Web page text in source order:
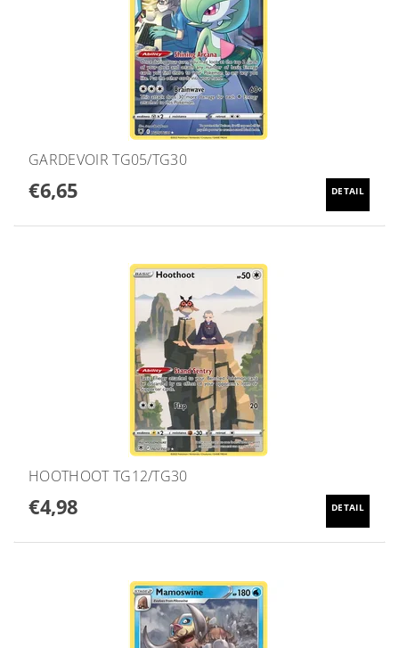
GARDEVOIR TG05/TG30
€6,65 DETAIL
HOOTHOOT TG12/TG30
€4,98 DETAIL